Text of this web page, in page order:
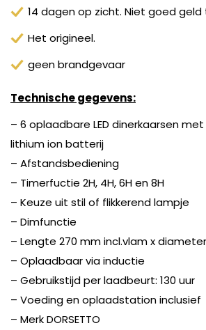
14 dagen op zicht. Niet goed geld
Het origineel.
geen brandgevaar
Technische gegevens:
– 6 oplaadbare LED dinerkaarsen
lithium ion batterij
– Afstandsbediening
– Timerfuctie 2H, 4H, 6H en 8H
– Keuze uit stil of flikkerend lampje
– Dimfunctie
– Lengte 270 mm incl.vlam x
– Oplaadbaar via inductie
– Gebruikstijd per laadbeurt: 130 uur
– Voeding en oplaadstation inclusief
– Merk DORSETTO